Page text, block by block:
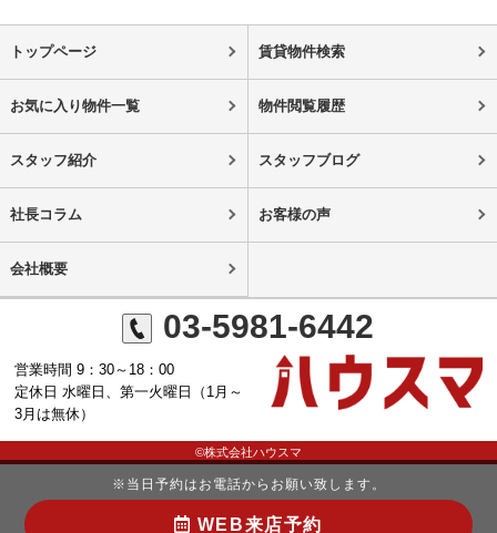
トップページ 賃貸物件検索
お気に入り物件一覧 物件閲覧履歴
スタッフ紹介 スタッフブログ
社長コラム お客様の声
会社概要
03-5981-6442
営業時間 9：30～18：00
定休日 水曜日、第一火曜日（1月～
3月は無休）
©株式会社ハウスマ
※当日予約はお電話からお願い致します。
WEB来店予約